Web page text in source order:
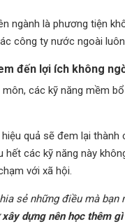
ngành là phương tiện
công ty nước ngoài
đến lợi ích không
môn, các kỹ năng mềm
quả sẽ đem lại thành
hết các kỹ năng này
với xã hội.
sẻ những điều mà
dựng nên học thêm gì